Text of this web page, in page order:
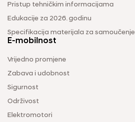
Pristup tehničkim informacijama
Edukacije za 2026. godinu
Specifikacija materijala za samoučenje
E-mobilnost
Vrijedno promjene
Zabava i udobnost
Sigurnost
Održivost
Elektromotori